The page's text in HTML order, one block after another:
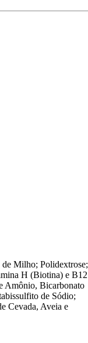
Milho; Polidextrose;
H (Biotina) e B12
Amônio, Bicarbonato
de Sódio;
Cevada, Aveia e